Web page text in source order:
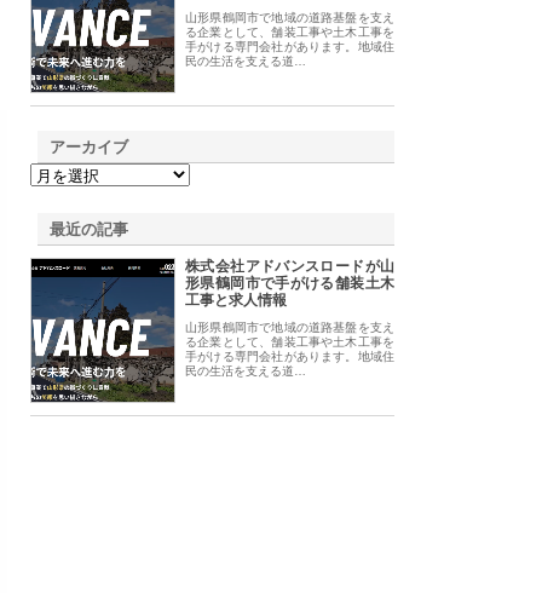
山形県鶴岡市で地域の道路基盤を支え
る企業として、舗装工事や土木工事を
手がける専門会社があります。地域住
民の生活を支える道…
アーカイブ
最近の記事
株式会社アドバンスロードが山
形県鶴岡市で手がける舗装土木
工事と求人情報
山形県鶴岡市で地域の道路基盤を支え
る企業として、舗装工事や土木工事を
手がける専門会社があります。地域住
民の生活を支える道…